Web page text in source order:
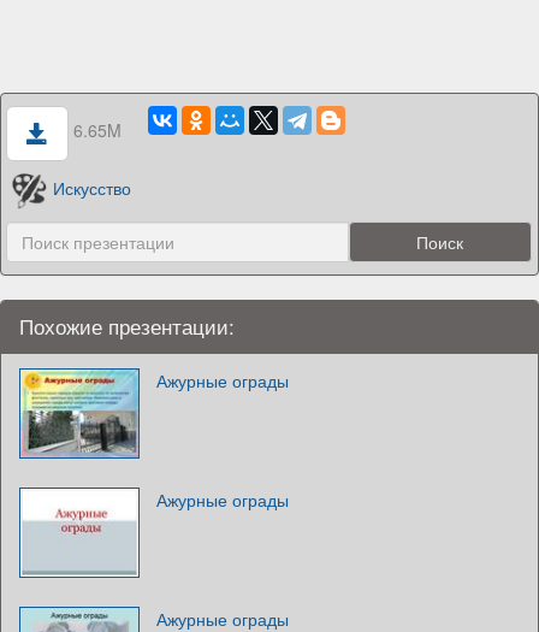
6.65M
Искусство
Похожие презентации:
Ажурные ограды
Ажурные ограды
Ажурные ограды